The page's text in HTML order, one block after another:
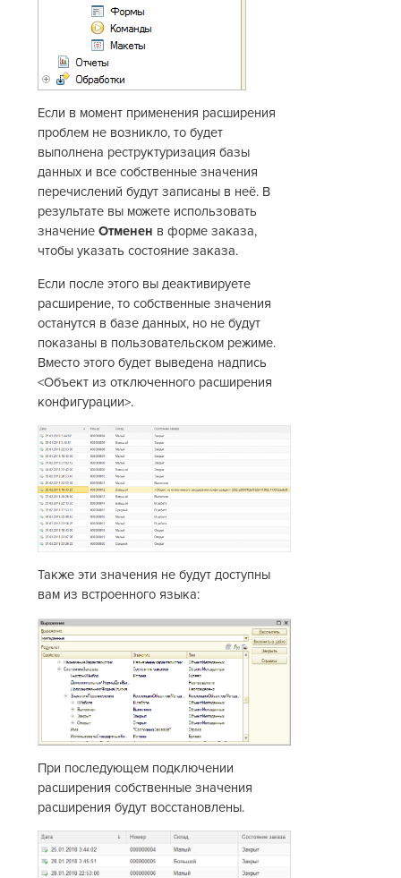
Если в момент применения расширения
проблем не возникло, то будет
выполнена реструктуризация базы
данных и все собственные значения
перечислений будут записаны в неё. В
результате вы можете использовать
значениеОтменен в форме заказа,
чтобы указать состояние заказа.
Если после этого вы деактивируете
расширение, то собственные значения
останутся в базе данных, но не будут
показаны в пользовательском режиме.
Вместо этого будет выведена надпись
<Объект из отключенного расширения
конфигурации>.
Также эти значения не будут доступны
вам из встроенного языка:
При последующем подключении
расширения собственные значения
расширения будут восстановлены.